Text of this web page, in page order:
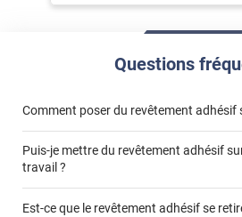
Questions
Comment poser du revêtement adhésif
« Comment poser un
Puis-je mettre du revêtement adhésif
travail ?
Est-ce que le revêtement adhésif se